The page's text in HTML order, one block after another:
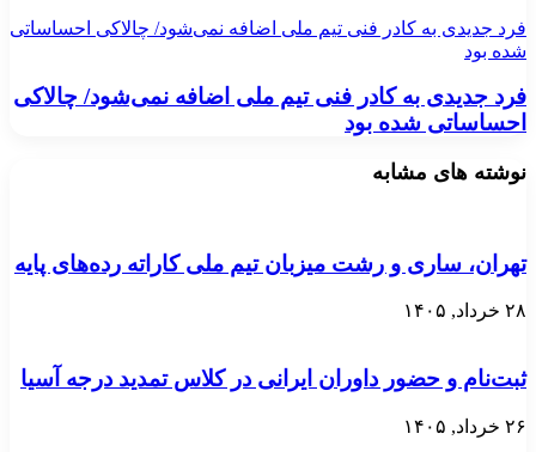
فرد جدیدی به کادر فنی تیم ملی اضافه نمی‌شود/ چالاکی احساساتی
شده بود
فرد جدیدی به کادر فنی تیم ملی اضافه نمی‌شود/ چالاکی
احساساتی شده بود
نوشته های مشابه
تهران، ساری و رشت میزبان تیم ملی کاراته رده‌های پایه
۲۸ خرداد, ۱۴۰۵
ثبت‌نام و حضور داوران ایرانی در کلاس تمدید درجه آسیا
۲۶ خرداد, ۱۴۰۵